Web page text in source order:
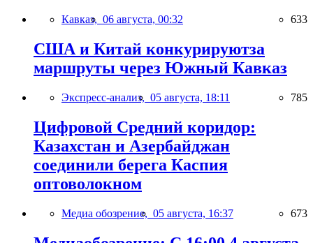
Кавказ, 06 августа, 00:32 633
США и Китай конкурируютза
маршруты через Южный Кавказ
Экспресс-анализ, 05 августа, 18:11 785
Цифровой Средний коридор:
Казахстан и Азербайджан
соединили берега Каспия
оптоволокном
Медиа обозрение, 05 августа, 16:37 673